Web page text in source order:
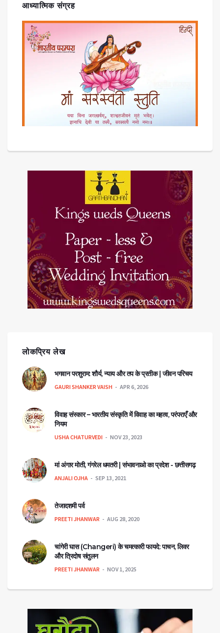
आध्यात्मिक संग्रह
लोकप्रिय लेख
भगवान परशुराम: शौर्य, न्याय और तप के प्रतीक | जीवन परिचय
GAURI SHANKER VAISH APR 6, 2026
विवाह संस्कार – भारतीय संस्कृति में विवाह का महत्व, परंपराएँ और
नियम
USHA CHATURVEDI NOV 23, 2023
मां अंगार मोती, गंगरेल धमतरी | संभावनाओ का प्रदेश - छत्तीसगढ़
ANJALI OJHA SEP 13, 2021
तेजादशमी पर्व
PREETI JHANWAR AUG 28, 2020
चांगेरी घास (Changeri) के चमत्कारी फायदे: पाचन, लिवर
और त्रिदोष संतुलन
PREETI JHANWAR NOV 1, 2025